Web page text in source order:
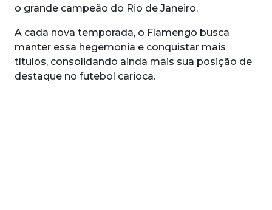
o grande campeão do Rio de Janeiro.
A cada nova temporada, o Flamengo busca
manter essa hegemonia e conquistar mais
títulos, consolidando ainda mais sua posição de
destaque no futebol carioca.